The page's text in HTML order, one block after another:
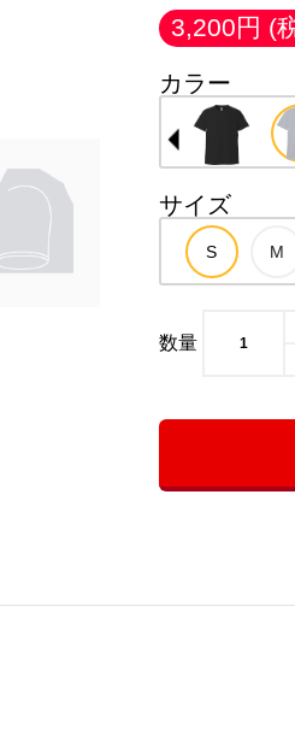
3,200円 (
カラー
サイズ
数量